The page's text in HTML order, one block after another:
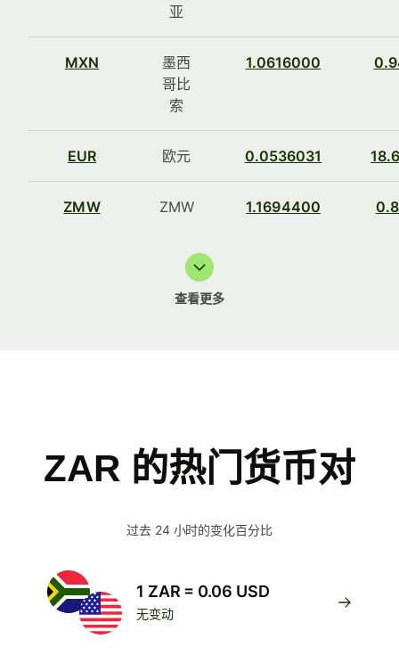
亚
MXN
墨西
哥比
索
1.0616000
EUR 欧元 0.0536031
ZMW ZMW 1.1694400
查看更多
ZAR 的热门货币对
过去 24 小时的变化百分比
1 ZAR = 0.06 USD
无变动